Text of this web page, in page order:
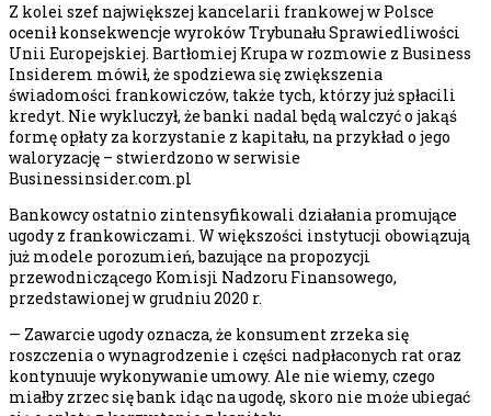
Z kolei szef największej kancelarii frankowej w Polsce
ocenił konsekwencje wyroków Trybunału Sprawiedliwości
Unii Europejskiej. Bartłomiej Krupa w rozmowie z Business
Insiderem mówił, że spodziewa się zwiększenia
świadomości frankowiczów, także tych, którzy już spłacili
kredyt. Nie wykluczył, że banki nadal będą walczyć o jakąś
formę opłaty za korzystanie z kapitału, na przykład o jego
waloryzację – stwierdzono w serwisie
Businessinsider.com.pl
Bankowcy ostatnio zintensyfikowali działania promujące
ugody z frankowiczami. W większości instytucji obowiązują
już modele porozumień, bazujące na propozycji
przewodniczącego Komisji Nadzoru Finansowego,
przedstawionej w grudniu 2020 r.
— Zawarcie ugody oznacza, że konsument zrzeka się
roszczenia o wynagrodzenie i części nadpłaconych rat oraz
kontynuuje wykonywanie umowy. Ale nie wiemy, czego
miałby zrzec się bank idąc na ugodę, skoro nie może ubiegać